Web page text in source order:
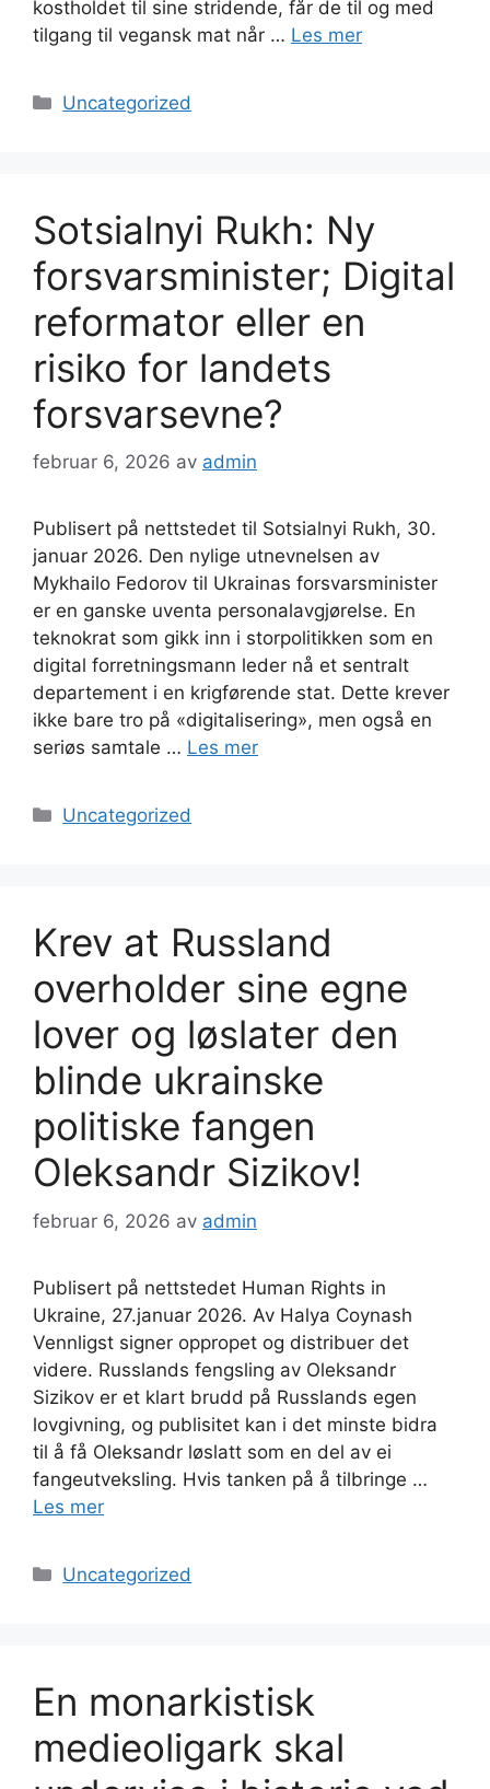
kostholdet til sine stridende, får de til og med
tilgang til vegansk mat når … Les mer
Kategorier
Uncategorized
Sotsialnyi Rukh: Ny
forsvarsminister; Digital
reformator eller en
risiko for landets
forsvarsevne?
februar 6, 2026 av admin
Publisert på nettstedet til Sotsialnyi Rukh, 30.
januar 2026. Den nylige utnevnelsen av
Mykhailo Fedorov til Ukrainas forsvarsminister
er en ganske uventa personalavgjørelse. En
teknokrat som gikk inn i storpolitikken som en
digital forretningsmann leder nå et sentralt
departement i en krigførende stat. Dette krever
ikke bare tro på «digitalisering», men også en
seriøs samtale … Les mer
Kategorier
Uncategorized
Krev at Russland
overholder sine egne
lover og løslater den
blinde ukrainske
politiske fangen
Oleksandr Sizikov!
februar 6, 2026 av admin
Publisert på nettstedet Human Rights in
Ukraine, 27.januar 2026. Av Halya Coynash
Vennligst signer oppropet og distribuer det
videre. Russlands fengsling av Oleksandr
Sizikov er et klart brudd på Russlands egen
lovgivning, og publisitet kan i det minste bidra
til å få Oleksandr løslatt som en del av ei
fangeutveksling. Hvis tanken på å tilbringe …
Les mer
Kategorier
Uncategorized
En monarkistisk
medieoligark skal